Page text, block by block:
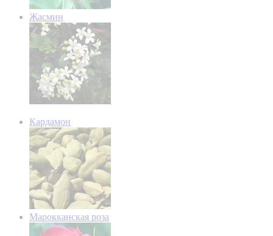
Жасмин
Кардамон
Марокканская роза